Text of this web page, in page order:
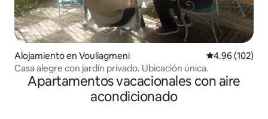
Alojamiento en Vouliagmeni Calificación
4.96 (102)
Casa alegre con jardín privado. Ubicación única.
Apartamentos vacacionales con aire
acondicionado